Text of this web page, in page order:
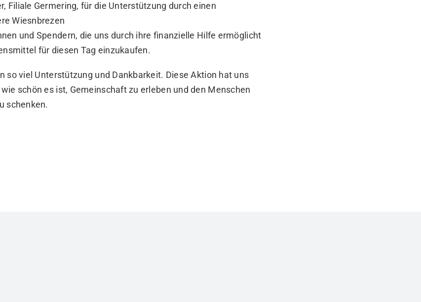
Filiale Germering, für die Unterstützung durch einen
Wiesnbrezen
und Spendern, die uns durch ihre finanzielle Hilfe ermöglicht
für diesen Tag einzukaufen.
so viel Unterstützung und Dankbarkeit. Diese Aktion hat uns
schön es ist, Gemeinschaft zu erleben und den Menschen
schenken.